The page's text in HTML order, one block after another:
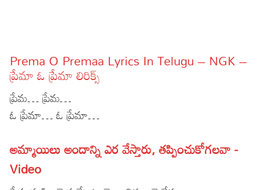
Articles
Facts
Devotional
Christianity
Hinduism
Hindi
Lyrics in Hindi – Devotional Songs
Tamil
Prema O Premaa Lyrics In Telugu – NGK –
ప్రేమా ఓ ప్రేమా లిరిక్స్
ప్రేమ… ప్రేమ…
ఓ ప్రేమా… ఓ ప్రేమా…
అమ్మాయిలు అందాన్ని ఎర వేస్తారు, తప్పించుకోగలవా -
Video